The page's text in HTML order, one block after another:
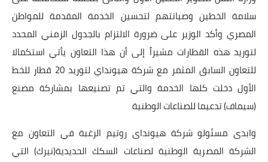
حوادث
سلامة الخطين وصيانتهم لتحسين الخدمة المقدمة للمواطن
المصري وأكد الوزير على ضرورة الالتزام بالجدول الزمني المحدد
لتوريد هذه القطارات مشيراً إلى أن هذا التعاون يأتي استكمالا
للتعاون السابق المثمر مع شركة هيونداي لتوريد 20 قطار للخط
الأول دخلت كلها الخدمة والتي تم تصنيعها بمشاركة مصنع
(سيماف) تدعيما للصناعات الوطنية
وابدى مسئولو شركة هيونداى روتيم الرغبة في التعاون مع
الشركة المصرية الوطنية لصناعات السكك الحديدية(نيرك) التي